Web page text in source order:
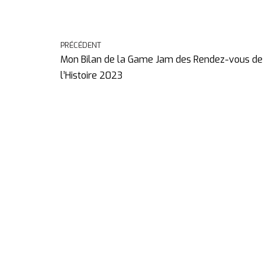
PRÉCÉDENT
Mon Bilan de la Game Jam des Rendez-vous de
l’Histoire 2023